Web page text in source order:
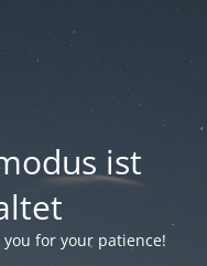
ist
for your patience!